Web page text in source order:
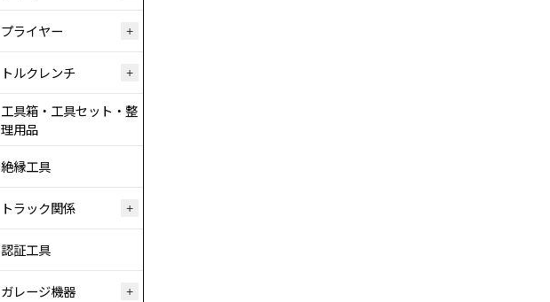
プライヤー
トルクレンチ
工具箱・工具セット・整
理用品
絶縁工具
トラック関係
認証工具
ガレージ機器